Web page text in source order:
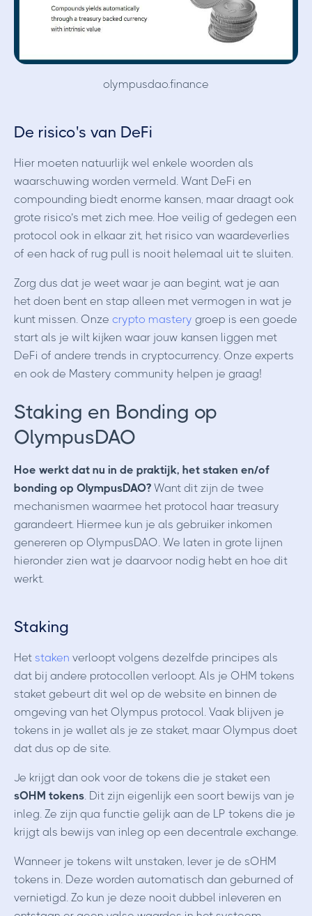
olympusdao.finance
De risico's van DeFi
Hier moeten natuurlijk wel enkele woorden als
waarschuwing worden vermeld. Want DeFi en
compounding biedt enorme kansen, maar draagt ook
grote risico’s met zich mee. Hoe veilig of gedegen een
protocol ook in elkaar zit, het risico van waardeverlies
of een hack of rug pull is nooit helemaal uit te sluiten.
Zorg dus dat je weet waar je aan begint, wat je aan
het doen bent en stap alleen met vermogen in wat je
kunt missen. Onze crypto mastery groep is een goede
start als je wilt kijken waar jouw kansen liggen met
DeFi of andere trends in cryptocurrency. Onze experts
en ook de Mastery community helpen je graag!
Staking en Bonding op
OlympusDAO
Hoe werkt dat nu in de praktijk, het staken en/of
bonding op OlympusDAO? Want dit zijn de twee
mechanismen waarmee het protocol haar treasury
garandeert. Hiermee kun je als gebruiker inkomen
genereren op OlympusDAO. We laten in grote lijnen
hieronder zien wat je daarvoor nodig hebt en hoe dit
werkt.
Staking
Het staken verloopt volgens dezelfde principes als
dat bij andere protocollen verloopt. Als je OHM tokens
staket gebeurt dit wel op de website en binnen de
omgeving van het Olympus protocol. Vaak blijven je
tokens in je wallet als je ze staket, maar Olympus doet
dat dus op de site.
Je krijgt dan ook voor de tokens die je staket een
sOHM tokens. Dit zijn eigenlijk een soort bewijs van je
inleg. Ze zijn qua functie gelijk aan de LP tokens die je
krijgt als bewijs van inleg op een decentrale exchange.
Wanneer je tokens wilt unstaken, lever je de sOHM
tokens in. Deze worden automatisch dan geburned of
vernietigd. Zo kun je deze nooit dubbel inleveren en